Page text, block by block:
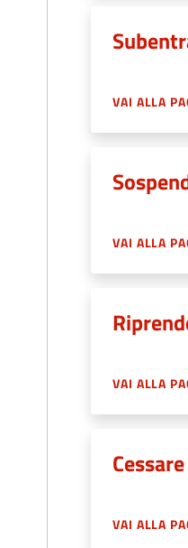
VAI ALLA
VAI ALLA
VAI ALLA
VAI ALLA